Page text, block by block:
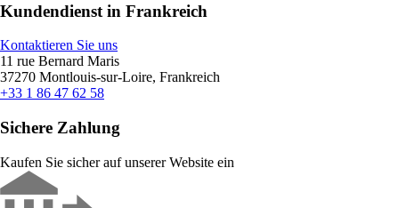
Kundendienst in Frankreich
Kontaktieren Sie uns
11 rue Bernard Maris
37270 Montlouis-sur-Loire, Frankreich
+33 1 86 47 62 58
Sichere Zahlung
Kaufen Sie sicher auf unserer Website ein